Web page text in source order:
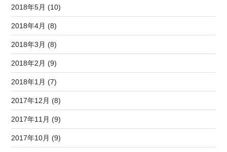
2018年5月 (10)
2018年4月 (8)
2018年3月 (8)
2018年2月 (9)
2018年1月 (7)
2017年12月 (8)
2017年11月 (9)
2017年10月 (9)